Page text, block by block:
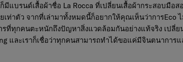
แบรนด์เสื้อผ้าชื่อ La Rocca ที่เปลี่ยนเสื้อผ้ากระสอบมือส
ท่าตัว จากที่เล่ามาทั้งหมดนี้ก็อยากให้คุณเห็นว่าการEco
รที่ทุกคนตะหนักถึงปัญหาสิ่งแวดล้อมกันอย่างแท้จริง เปลี่
และเราก็เชื่อว่าทุกคนสามารถทำได้ขอแค่มีจินตนาการ